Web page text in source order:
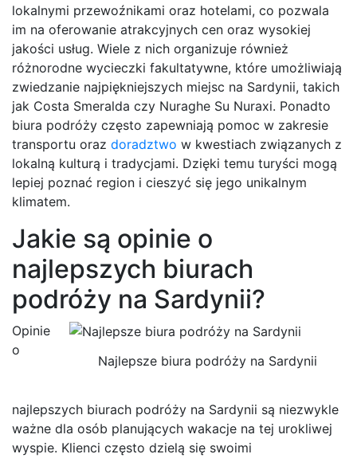
lokalnymi przewoźnikami oraz hotelami, co pozwala
im na oferowanie atrakcyjnych cen oraz wysokiej
jakości usług. Wiele z nich organizuje również
różnorodne wycieczki fakultatywne, które umożliwiają
zwiedzanie najpiękniejszych miejsc na Sardynii, takich
jak Costa Smeralda czy Nuraghe Su Nuraxi. Ponadto
biura podróży często zapewniają pomoc w zakresie
transportu oraz doradztwo w kwestiach związanych z
lokalną kulturą i tradycjami. Dzięki temu turyści mogą
lepiej poznać region i cieszyć się jego unikalnym
klimatem.
Jakie są opinie o
najlepszych biurach
podróży na Sardynii?
Najlepsze biura podróży na Sardynii
Opinie
o
najlepszych biurach podróży na Sardynii są niezwykle
ważne dla osób planujących wakacje na tej urokliwej
wyspie. Klienci często dzielą się swoimi